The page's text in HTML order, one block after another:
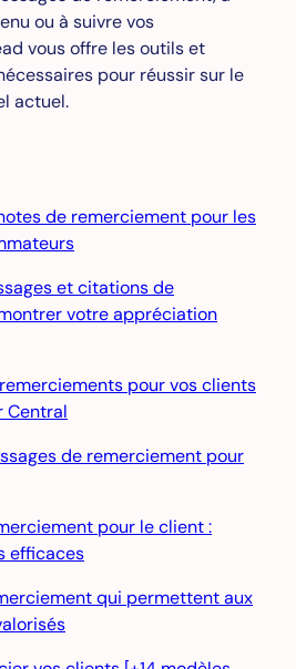
ou à suivre vos
vous offre les outils et
pour réussir sur le
actuel.
de remerciement pour les
et citations de
votre appréciation
pour vos clients
Central
de remerciement pour
pour le client :
efficaces
qui permettent aux